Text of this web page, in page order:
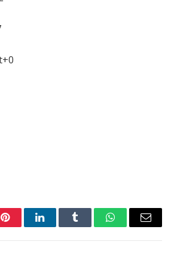
PinterestLinkedInTumblr WhatsAppEmail